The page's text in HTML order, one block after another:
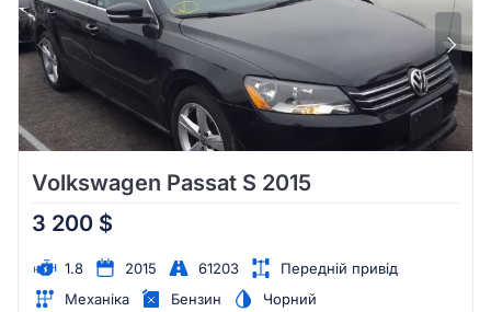
Volkswagen Passat S 2015
3 200 $
1.8 2015 61203
Передній привід
Механіка
Бензин Чорний